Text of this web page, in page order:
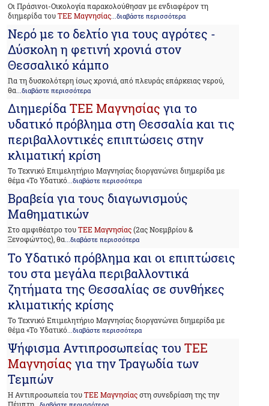
Οι Πράσινοι-Οικολογία παρακολούθησαν με ενδιαφέρον τη
διημερίδα τουΤΕΕ Μαγνησίας ...διαβάστε περισσότερα
Νερό με το δελτίο για τους αγρότες -
Δύσκολη η φετινή χρονιά στον
Θεσσαλικό κάμπο
Για τη δυσκολότερη ίσως χρονιά, από πλευράς επάρκειας νερού,
θα...διαβάστε περισσότερα
ΔιημερίδαΤΕΕ Μαγνησίας για το
υδατικό πρόβλημα στη Θεσσαλία και τις
περιβαλλοντικές επιπτώσεις στην
κλιματική κρίση
Το Τεχνικό Επιμελητήριο Μαγνησίας διοργανώνει διημερίδα με
θέμα «Το Υδατικό...διαβάστε περισσότερα
Βραβεία για τους διαγωνισμούς
Μαθηματικών
Στο αμφιθέατρο τουΤΕΕ Μαγνησίας(2ας Νοεμβρίου &
Ξενοφώντος), θα...διαβάστε περισσότερα
Το Υδατικό πρόβλημα και οι επιπτώσεις
του στα μεγάλα περιβαλλοντικά
ζητήματα της Θεσσαλίας σε συνθήκες
κλιματικής κρίσης
Το Τεχνικό Επιμελητήριο Μαγνησίας διοργανώνει διημερίδα με
θέμα «Το Υδατικό ...διαβάστε περισσότερα
Ψήφισμα Αντιπροσωπείας τουΤΕΕ
Μαγνησίας για την Τραγωδία των
Τεμπών
Η Αντιπροσωπεία τουΤΕΕ Μαγνησίαςστη συνεδρίαση της την